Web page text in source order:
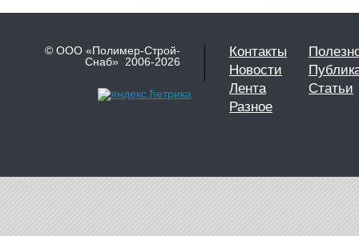
© ООО «Полимер-Строй-
Снаб» 2006-2026
Контакты
Новости
Лента
Статьи
Разное